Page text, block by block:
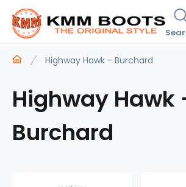
Highway Hawk - Burchard
Highway Hawk
Burchard